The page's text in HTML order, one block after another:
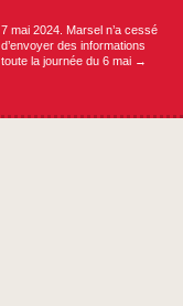
7 mai 2024. Marsel n’a cessé
d’envoyer des informations
toute la journée du 6 mai →